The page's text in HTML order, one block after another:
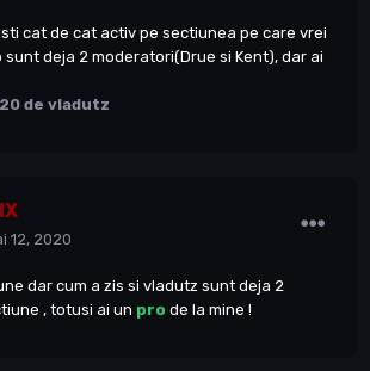
cat de cat activ pe sectiunea pe care vrei
sunt deja 2 moderatori(Drue si Kent), dar ai
de vladutz
12, 2020
dar cum a zis si vladutz sunt deja 2
, totusi ai un pro de la mine !